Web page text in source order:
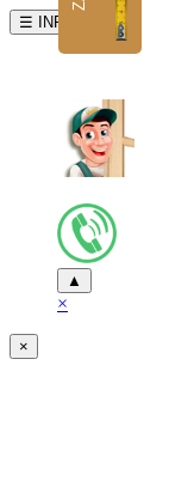
☰ INFO
▲
×
×